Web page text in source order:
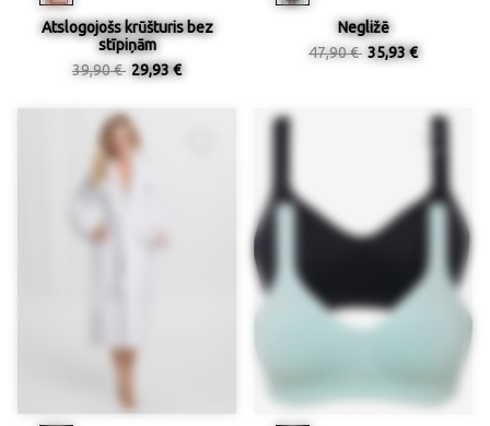
Atslogojošs krūšturis bez
stīpiņām
39,90 € 29,93 €
Negližē
47,90 € 35,93 €